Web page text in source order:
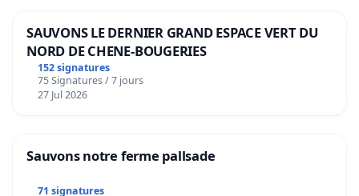
SAUVONS LE DERNIER GRAND ESPACE VERT DU
NORD DE CHENE-BOUGERIES
152 signatures
75 Signatures / 7 jours
27 Jul 2026
Sauvons notre ferme pallsade
71 signatures